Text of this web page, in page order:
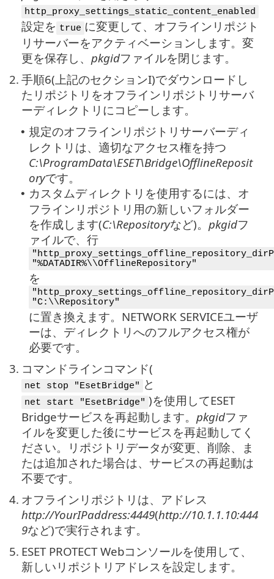
http_proxy_settings_static_content_enabled
設定を true に変更して、オフラインリポジト
リサーバーをアクティベーションします。変
更を保存し、 pkgidファイルを閉じます。
2. 手順6(上記のセクションI)でダウンロードし
たリポジトリをオフラインリポジトリサーバ
ーディレクトリにコピーします。
• 規定のオフラインリポジトリサーバーディ
レクトリは、適切なアクセス権を持つ
C:\ProgramData\ESET\Bridge\OfflineReposit
oryです。
• カスタムディレクトリを使用するには、オ
フラインリポジトリ用の新しいフォルダー
を作成します(C:\Repositoryなど)。 pkgidフ
ァイルで、行
"%DATADIR%\\OfflineRepository"
を
"C:\\Repository"
に置き換えます。NETWORK SERVICEユーザ
ーは、ディレクトリへのフルアクセス権が
必要です。
3. コマンドラインコマンド(
net stop "EsetBridge" と
net start "EsetBridge" )を使用してESET
Bridgeサービスを再起動します。 pkgidファ
イルを変更した後にサービスを再起動してく
ださい。リポジトリデータが変更、削除、ま
たは追加された場合は、サービスの再起動は
不要です。
4. オフラインリポジトリは、アドレス
http://YourIPaddress:4449(http://10.1.1.10:444
9など)で実行されます。
5. ESET PROTECT Webコンソールを使用して、
新しいリポジトリアドレスを設定します。